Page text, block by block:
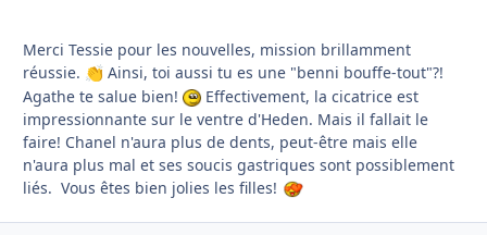
Merci Tessie pour les nouvelles, mission brillamment
réussie. 👏 Ainsi, toi aussi tu es une "benni bouffe-tout"?!
Agathe te salue bien!
Effectivement, la cicatrice est
impressionnante sur le ventre d'Heden. Mais il fallait le
faire! Chanel n'aura plus de dents, peut-être mais elle
n'aura plus mal et ses soucis gastriques sont possiblement
liés. Vous êtes bien jolies les filles!